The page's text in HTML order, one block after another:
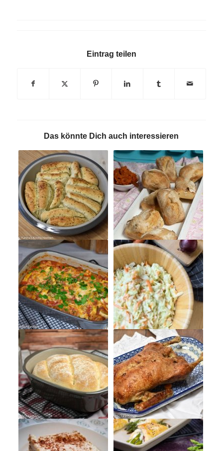
Eintrag teilen
Das könnte Dich auch interessieren